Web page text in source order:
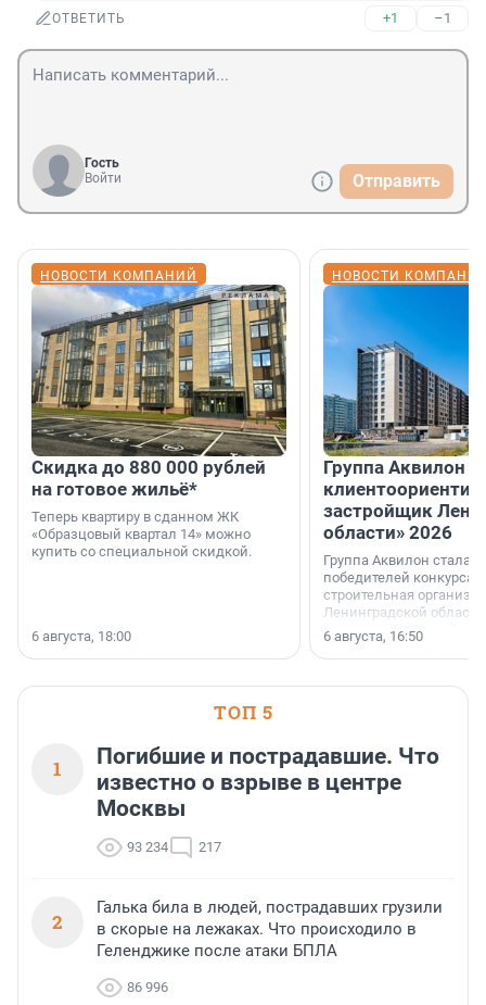
ОТВЕТИТЬ +1 –1
Гость
Войти
Отправить
НОВОСТИ КОМПАНИЙ
Скидка до 880 000 рублей
на готовое жильё*
Теперь квартиру в сданном ЖК
«Образцовый квартал 14» можно
купить со специальной скидкой.
6 августа, 18:00
НОВОСТИ
Группа Аквилон
застройщик
области» 2026
Группа Аквилон стала
победителей конкурса
строительная
Ленинградской области
номинации «Самый
застройщик
области».
6 августа, 16:50
ТОП 5
1
Погибшие и пострадавшие. Что
известно о взрыве в центре
Москвы
93 234 217
2
Галька била в людей, пострадавших грузили
в скорые на лежаках. Что происходило в
Геленджике после атаки БПЛА
86 996